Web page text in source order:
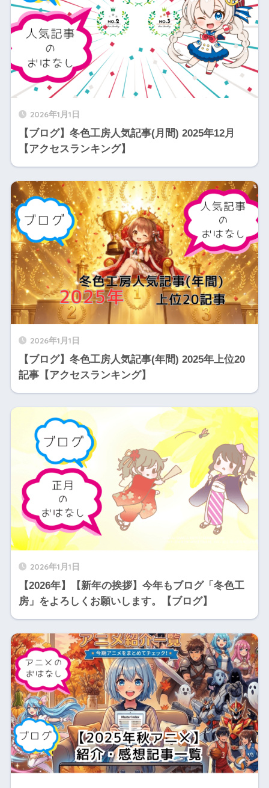
2026年1月1日
【ブログ】冬色工房人気記事(月間) 2025年12月
【アクセスランキング】
2026年1月1日
【ブログ】冬色工房人気記事(年間) 2025年上位20
記事【アクセスランキング】
2026年1月1日
【2026年】【新年の挨拶】今年もブログ「冬色工
房」をよろしくお願いします。【ブログ】